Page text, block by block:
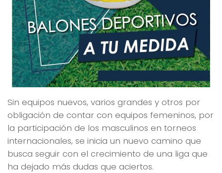
Sin equipos nuevos, varios grandes y otros por
obligación de contar con equipos femeninos, por
la participación de los masculinos en torneos
internacionales, se inicia un nuevo camino que
busca seguir con el crecimiento de una liga que
ha dejado más dudas que aciertos.